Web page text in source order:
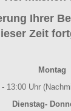
Ihrer
Zeit
Montag
- 13:00 Uhr
Dienstag-